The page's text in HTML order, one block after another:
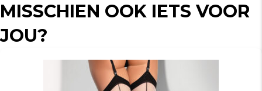
MISSCHIEN OOK IETS VOOR
JOU?